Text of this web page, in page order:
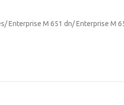
Enterprise M 651 dn/ Enterprise M